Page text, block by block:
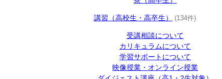
講習（高校生・高卒生） (134件)
受講相談について
カリキュラムについて
学習サポートについて
映像授業・オンライン授業